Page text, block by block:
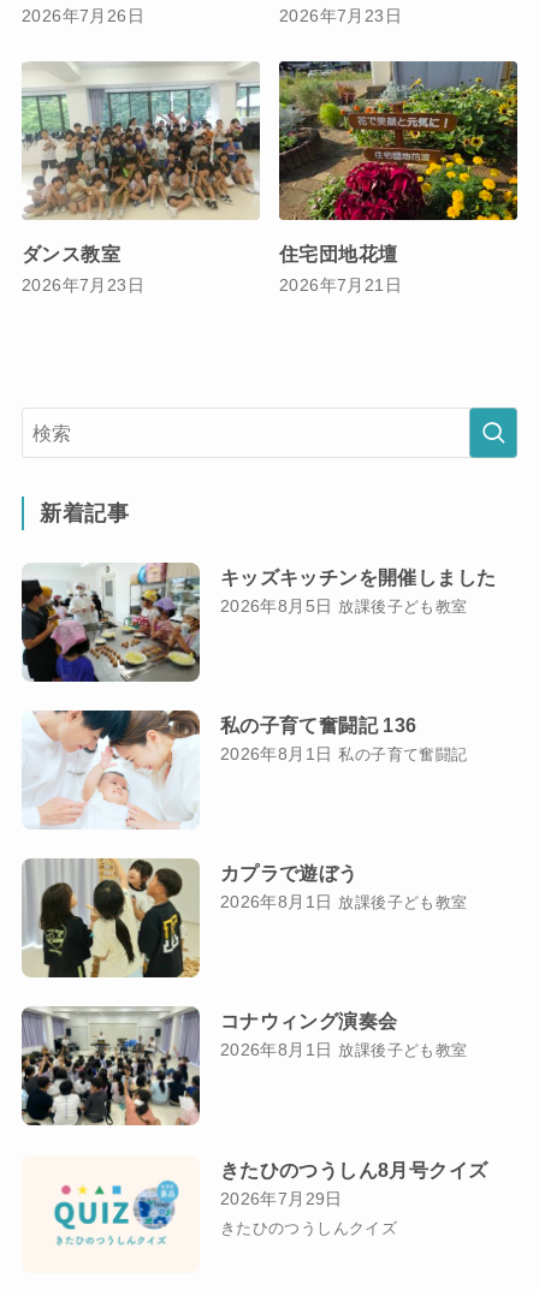
2026年7月26日 2026年7月23日
ダンス教室
2026年7月23日
住宅団地花壇
2026年7月21日
新着記事
キッズキッチンを開催しました
2026年8月5日 放課後子ども教室
私の子育て奮闘記 136
2026年8月1日 私の子育て奮闘記
カプラで遊ぼう
2026年8月1日 放課後子ども教室
コナウィング演奏会
2026年8月1日 放課後子ども教室
きたひのつうしん8月号クイズ
2026年7月29日
きたひのつうしんクイズ